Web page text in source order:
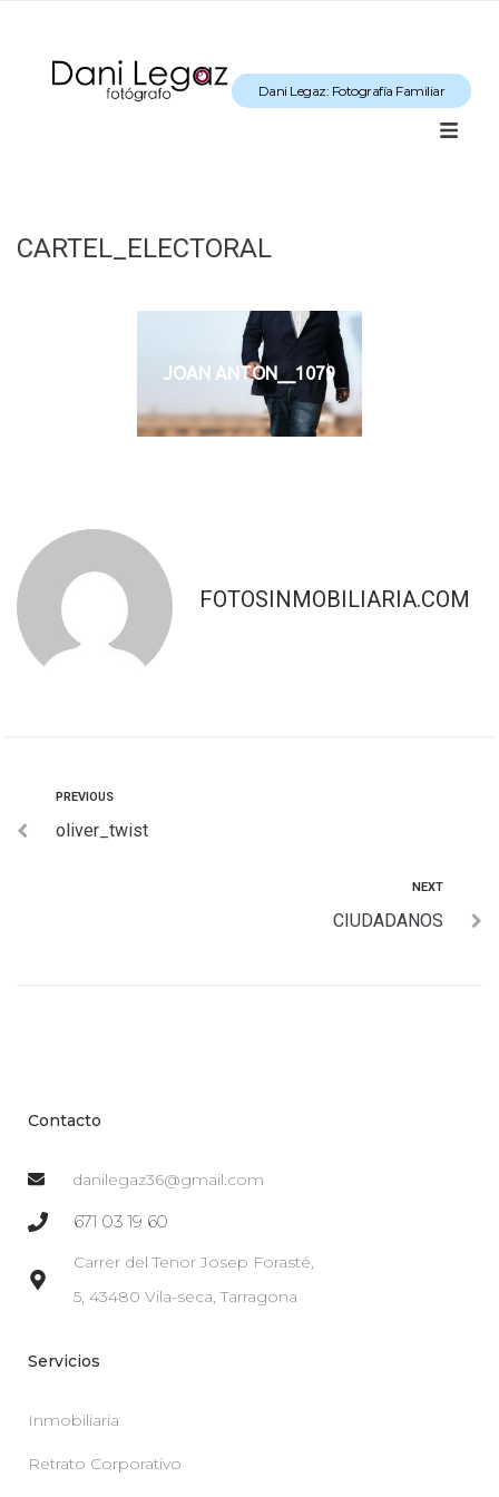
Dani Legaz: Fotografía Familiar
CARTEL_ELECTORAL
JOAN ANTON__1079
FOTOSINMOBILIARIA.COM
PREVIOUS
oliver_twist
NEXT
CIUDADANOS
Contacto
danilegaz36@gmail.com
671 03 19 60
Carrer del Tenor Josep Forasté,
5, 43480 Vila-seca, Tarragona
Servicios
Inmobiliaria
Retrato Corporativo